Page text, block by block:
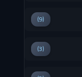
(9)
(3)